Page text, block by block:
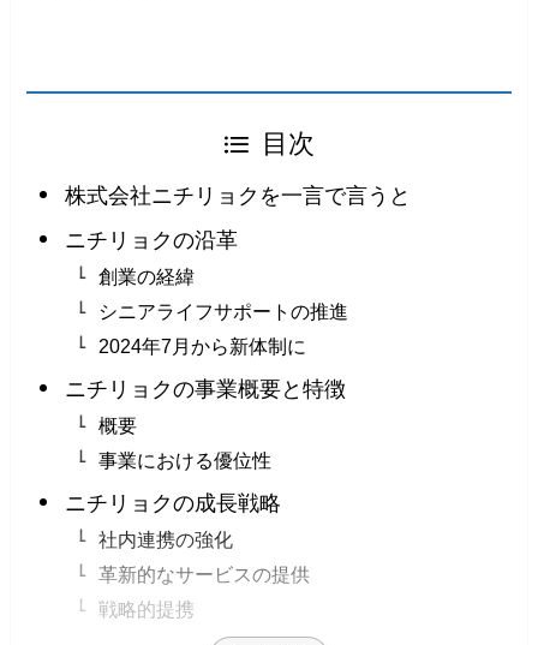
目次
株式会社ニチリョクを一言で言うと
ニチリョクの沿革
創業の経緯
シニアライフサポートの推進
2024年7月から新体制に
ニチリョクの事業概要と特徴
概要
事業における優位性
ニチリョクの成長戦略
社内連携の強化
革新的なサービスの提供
戦略的提携